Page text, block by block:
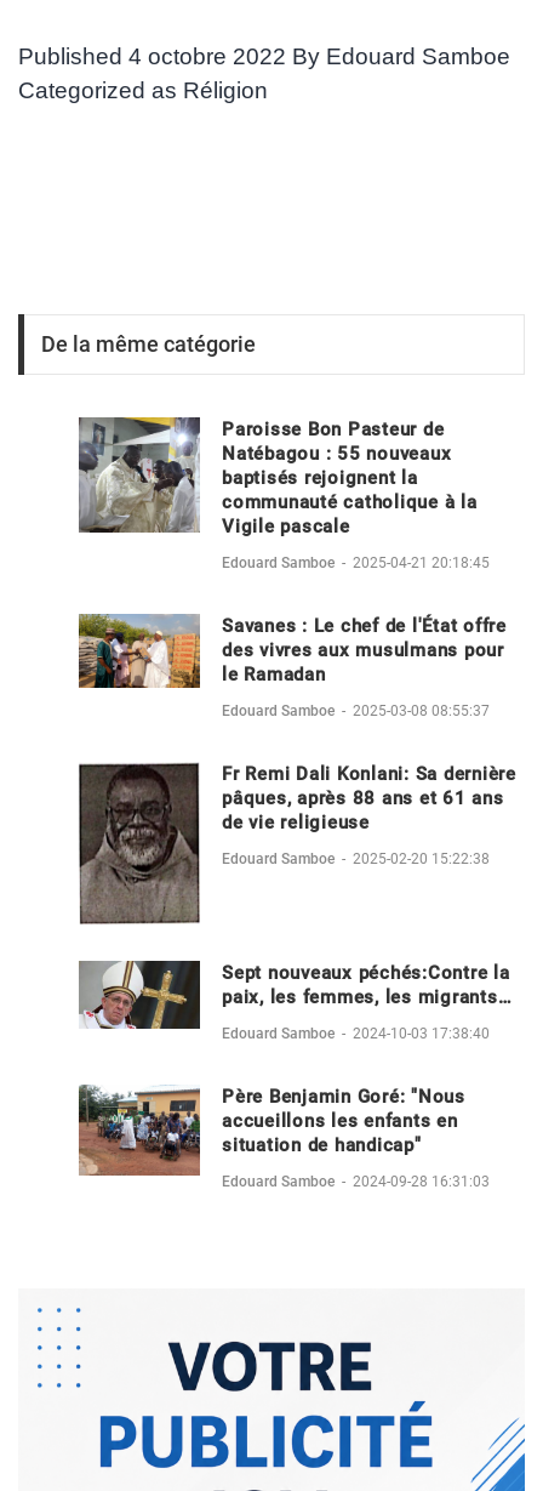
Published 4 octobre 2022 By Edouard Samboe
Categorized as Réligion
De la même catégorie
Paroisse Bon Pasteur de
Natébagou : 55 nouveaux
baptisés rejoignent la
communauté catholique à la
Vigile pascale
Edouard Samboe - 2025-04-21 20:18:45
Savanes : Le chef de l'État offre
des vivres aux musulmans pour
le Ramadan
Edouard Samboe - 2025-03-08 08:55:37
Fr Remi Dali Konlani: Sa dernière
pâques, après 88 ans et 61 ans
de vie religieuse
Edouard Samboe - 2025-02-20 15:22:38
Sept nouveaux péchés:Contre la
paix, les femmes, les migrants…
Edouard Samboe - 2024-10-03 17:38:40
Père Benjamin Goré: "Nous
accueillons les enfants en
situation de handicap"
Edouard Samboe - 2024-09-28 16:31:03